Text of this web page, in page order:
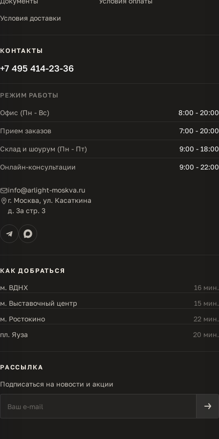
Условия доставки
КОНТАКТЫ
+7 495 414-23-36
РЕЖИМ РАБОТЫ
Офис (Пн - Вс) 8:00 - 20:00
Прием заказов 7:00 - 20:00
Склад и шоурум (Пн - Пт) 9:00 - 18:00
Онлайн-консультации 9:00 - 22:00
info@arlight-moskva.ru
г. Москва, ул. Касаткина
д. 3а стр. 3
КАК ДОБРАТЬСЯ
м. ВДНХ
16 мин.
м. Выставочный центр
15 мин.
м. Ростокино
22 мин.
пл. Яуза
20 мин.
РАССЫЛКА
Подписаться на новости и акции